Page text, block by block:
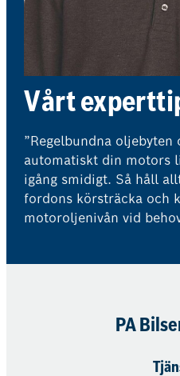
Vårt
”Regelbundna
automatiskt din motors
igång smidigt. Så håll
fordons körsträcka och
motoroljenivån vid
PA